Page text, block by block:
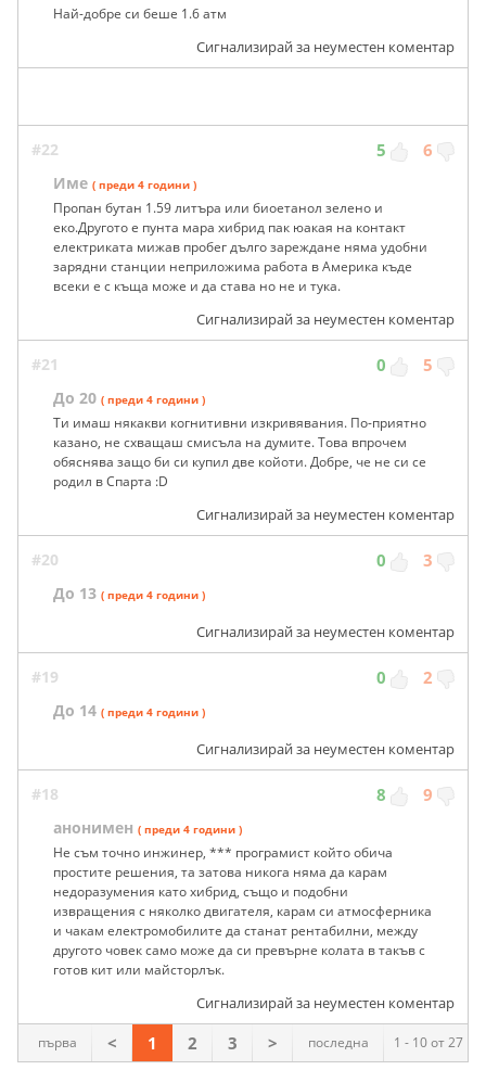
Най-добре си беше 1.6 атм
Сигнализирай за неуместен коментар
#22 5 6
Име ( преди 4 години )
Пропан бутан 1.59 литъра или биоетанол зелено и
еко.Другото е пунта мара хибрид пак юакая на контакт
електриката мижав пробег дълго зареждане няма удобни
зарядни станции неприложима работа в Америка къде
всеки е с къща може и да става но не и тука.
Сигнализирай за неуместен коментар
#21 0 5
До 20 ( преди 4 години )
Ти имаш някакви когнитивни изкривявания. По-приятно
казано, не схващаш смисъла на думите. Това впрочем
обяснява защо би си купил две койоти. Добре, че не си се
родил в Спарта :D
Сигнализирай за неуместен коментар
#20 0 3
До 13 ( преди 4 години )
Сигнализирай за неуместен коментар
#19 0 2
До 14 ( преди 4 години )
Сигнализирай за неуместен коментар
#18 8 9
анонимен ( преди 4 години )
Не съм точно инжинер, *** програмист който обича
простите решения, та затова никога няма да карам
недоразумения като хибрид, също и подобни
извращения с няколко двигателя, карам си атмосферника
и чакам електромобилите да станат рентабилни, между
другото човек само може да си превърне колата в такъв с
готов кит или майсторлък.
Сигнализирай за неуместен коментар
1 - 10 от 27
първа < 1 2 3 > последна